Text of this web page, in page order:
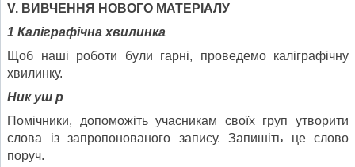
V. ВИВЧЕННЯ НОВОГО МАТЕРІАЛУ
1 Каліграфічна хвилинка
Щоб наші роботи були гарні, проведемо каліграфічну
хвилинку.
Ник уш р
Помічники, допоможіть учасникам своїх груп утворити
слова із запропонованого запису. Запишіть це слово
поруч.